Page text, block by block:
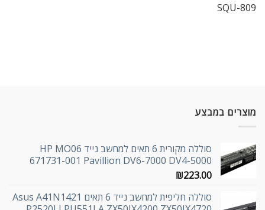
SQU-809
מוצרים במבצע
סוללה מקורית 6 תאים למחשב נייד HP MO06
671731-001 Pavillion DV6-7000 DV4-5000
₪223.00
סוללה חליפית למחשב נייד 6 תאים Asus A41N1421